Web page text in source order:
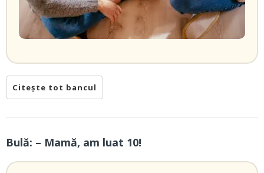
Citește tot bancul
Bulă: – Mamă, am luat 10!